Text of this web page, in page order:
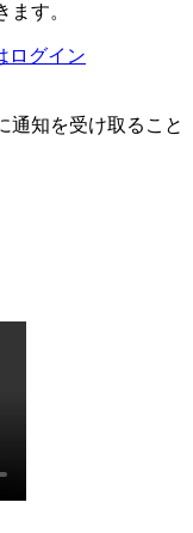
す。
ログイン
通知を受け取ること